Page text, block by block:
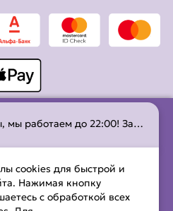
Уважаемые клиенты, мы работаем до 22:00! Заказы на доставку принимаем до 21:30, на самовывоз до 21:45.
cookies для быстрой и
Нажимая кнопку
с обработкой всех
2025 . УНП 491275778.
в Торговом Реестре
Бобруйским городским
18 февраля 2025. №736485.
Гомельская обл., г.